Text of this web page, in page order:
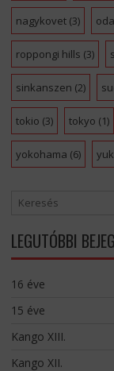
nagykovet(3)
roppongi hills (3)
sinkanszen (2)
tokio (3) tokyo (1)
yokohama (6)
LEGUTÓBBI
16 éve
15 éve
Kango XIII.
Kango XII.